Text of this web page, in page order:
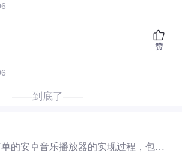
赞
——到底了——
的安卓音乐播放器的实现过程，包括